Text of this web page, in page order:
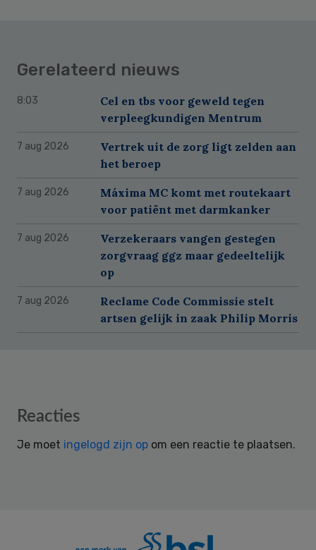
Gerelateerd nieuws
8:03
Cel en tbs voor geweld tegen
verpleegkundigen Mentrum
7 aug 2026
Vertrek uit de zorg ligt zelden aan
het beroep
7 aug 2026
Máxima MC komt met routekaart
voor patiënt met darmkanker
7 aug 2026
Verzekeraars vangen gestegen
zorgvraag ggz maar gedeeltelijk
op
7 aug 2026
Reclame Code Commissie stelt
artsen gelijk in zaak Philip Morris
Reader
Reacties
Je moet ingelogd zijn op om een reactie te plaatsen.